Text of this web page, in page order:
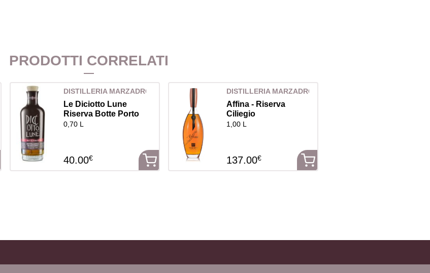
PRODOTTI CORRELATI
DISTILLERIA MARZADRO
Le Diciotto Lune
Riserva Botte Porto
0,70 L
40.00€
DISTILLERIA MARZADRO
Affina - Riserva
Ciliegio
1,00 L
137.00€